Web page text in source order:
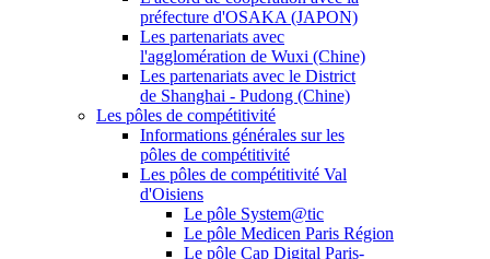
préfecture d'OSAKA (JAPON)
Les partenariats avec
l'agglomération de Wuxi (Chine)
Les partenariats avec le District
de Shanghai - Pudong (Chine)
Les pôles de compétitivité
Informations générales sur les
pôles de compétitivité
Les pôles de compétitivité Val
d'Oisiens
Le pôle System@tic
Le pôle Medicen Paris Région
Le pôle Cap Digital Paris-